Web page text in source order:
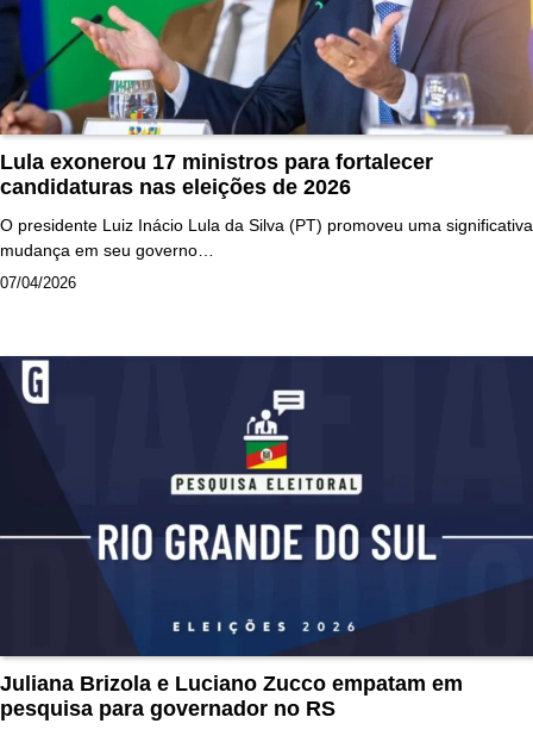
Lula exonerou 17 ministros para fortalecer
candidaturas nas eleições de 2026
O presidente Luiz Inácio Lula da Silva (PT) promoveu uma significativa
mudança em seu governo…
07/04/2026
Juliana Brizola e Luciano Zucco empatam em
pesquisa para governador no RS